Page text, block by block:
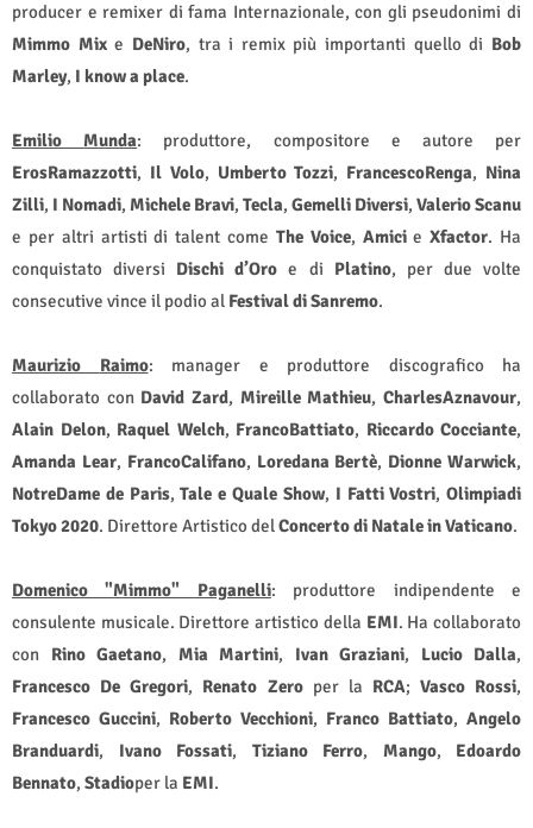
producer e remixer di fama Internazionale, con gli pseudonimi di
Mimmo Mixe DeNiro, tra i remix più importanti quello di Bob
Marley, I know a place.
Emilio Munda: produttore, compositore e autore per
ErosRamazzotti, Il Volo, Umberto Tozzi, FrancescoRenga, Nina
Zilli, I Nomadi, Michele Bravi, Tecla, Gemelli Diversi, ValerioScanu
e per altri artisti di talent come The Voice, AmicieXfactor. Ha
conquistato diversi Dischi d’Oro e di Platino, per due volte
consecutive vince il podio al FestivaldiSanremo.
Maurizio Raimo: manager e produttore discografico ha
collaborato con David Zard, Mireille Mathieu,CharlesAznavour,
Alain Delon, Raquel Welch, FrancoBattiato, Riccardo Cocciante,
Amanda Lear, FrancoCalifano, Loredana Bertè, Dionne Warwick,
NotreDame de Paris,Tale e Quale Show, I Fatti Vostri,Olimpiadi
Tokyo2020. Direttore Artistico delConcertodi NataleinVaticano.
Domenico "Mimmo" Paganelli: produttore indipendente e
consulente musicale. Direttore artistico della EMI. Ha collaborato
con Rino Gaetano, Mia Martini, Ivan Graziani, Lucio Dalla,
Francesco De Gregori, Renato Zeroper la RCA; Vasco Rossi,
Francesco Guccini, Roberto Vecchioni, Franco Battiato, Angelo
Branduardi, Ivano Fossati, Tiziano Ferro, Mango, Edoardo
Bennato, Stadioper la EMI.